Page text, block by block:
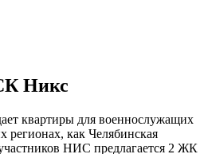
Никс
квартиры для военнослужащих
регионах, как Челябинская
НИС предлагается 2 ЖК